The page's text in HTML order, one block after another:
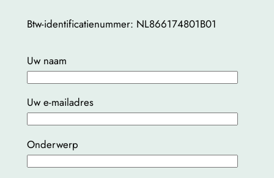
Btw-identificatienummer: NL866174801B01
Please leave this field empty.
Uw naam
Uw e-mailadres
Onderwerp